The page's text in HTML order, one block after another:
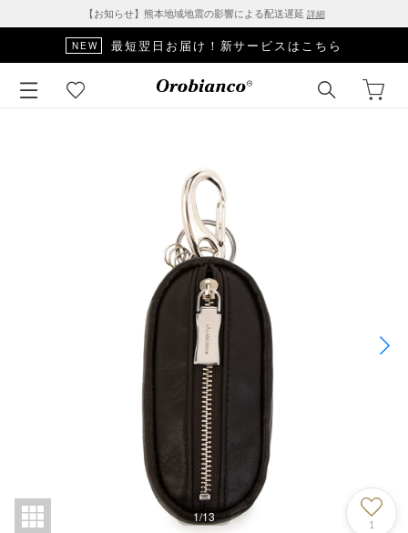
【お知らせ】熊本地域地震の影響による配送遅延 詳細
NEW 最短翌日お届け！新サービスはこちら
1/13
1